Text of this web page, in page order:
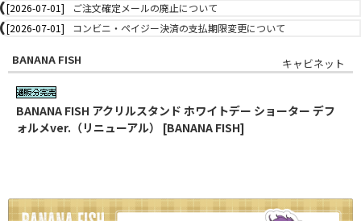
[2026-07-01]
ご注文確定メールの廃止について
[2026-07-01]
コンビニ・ペイジー決済の支払期限変更について
BANANA FISH キャビネット
BANANA FISH アクリルスタンド ホワイトデー ショーター デフ
ォルメver.（リニューアル） [BANANA FISH]